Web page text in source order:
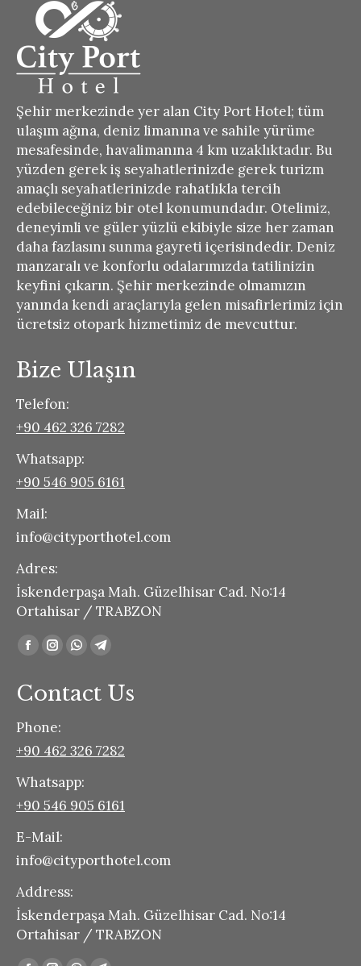
Şehir merkezinde yer alan City Port Hotel; tüm
ulaşım ağına, deniz limanına ve sahile yürüme
mesafesinde, havalimanına 4 km uzaklıktadır. Bu
yüzden gerek iş seyahatlerinizde gerek turizm
amaçlı seyahatlerinizde rahatlıkla tercih
edebileceğiniz bir otel konumundadır. Otelimiz,
deneyimli ve güler yüzlü ekibiyle size her zaman
daha fazlasını sunma gayreti içerisindedir. Deniz
manzaralı ve konforlu odalarımızda tatilinizin
keyfini çıkarın. Şehir merkezinde olmamızın
yanında kendi araçlarıyla gelen misafirlerimiz için
ücretsiz otopark hizmetimiz de mevcuttur.
Bize Ulaşın
Telefon:
+90 462 326 7282
Whatsapp:
+90 546 905 6161
Mail:
info@cityporthotel.com
Adres:
İskenderpaşa Mah. Güzelhisar Cad. No:14
Ortahisar / TRABZON
Find us on:
Facebook
opens
in
new
window
Instagram
opens
new
window
Whatsapp
opens
window
Telegram
opens
window
Contact Us
Phone:
+90 462 326 7282
Whatsapp:
+90 546 905 6161
E-Mail:
info@cityporthotel.com
Address:
İskenderpaşa Mah. Güzelhisar Cad. No:14
Ortahisar / TRABZON